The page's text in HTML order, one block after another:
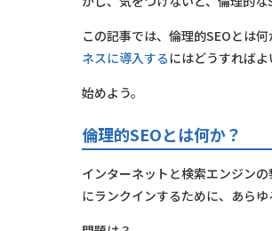
この記事では、倫理的SEOとは
ネスに導入するにはどうすればよ
始めよう。
倫理的SEOとは何か？
インターネットと検索エンジン
にランクインするために、あら